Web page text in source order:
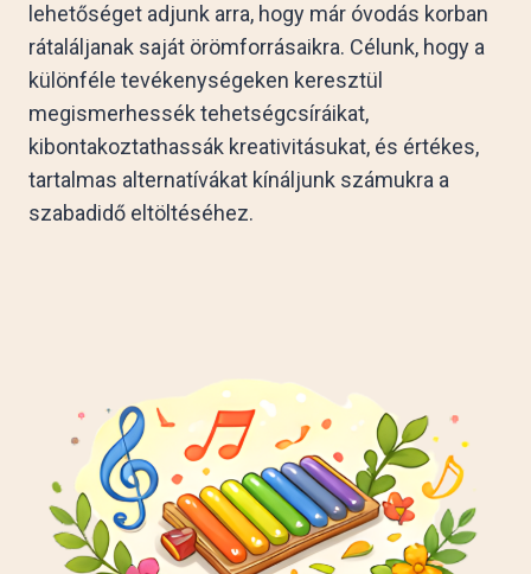
lehetőséget adjunk arra, hogy már óvodás korban
rátaláljanak saját örömforrásaikra. Célunk, hogy a
különféle tevékenységeken keresztül
megismerhessék tehetségcsíráikat,
kibontakoztathassák kreativitásukat, és értékes,
tartalmas alternatívákat kínáljunk számukra a
szabadidő eltöltéséhez.